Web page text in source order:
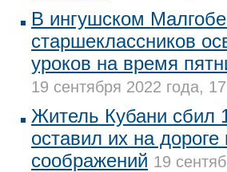
В ингушском
старшеклассников
уроков на время
19 сентября 2022 года,
Житель Кубани сбил
оставил их на дороге
соображений 19